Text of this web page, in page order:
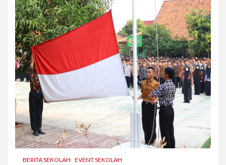
BERITA SEKOLAH EVENT SEKOLAH